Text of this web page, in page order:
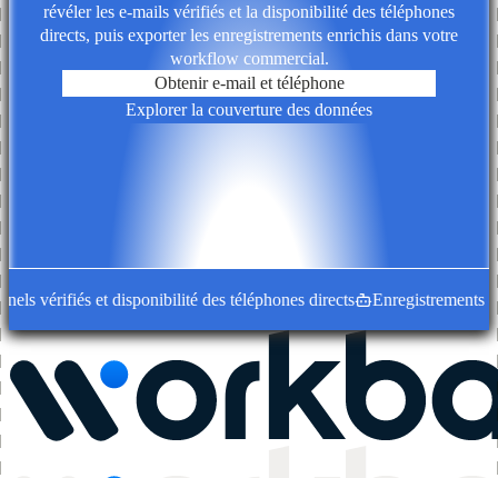
révéler les e-mails vérifiés et la disponibilité des téléphones
directs, puis exporter les enregistrements enrichis dans votre
workflow commercial.
Obtenir e-mail et téléphone
Explorer la couverture des données
vérifiés et disponibilité des téléphones directs Enregistrements